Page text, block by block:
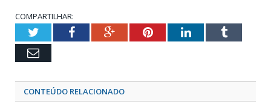
COMPARTILHAR:
TwitterFacebookGoogle+PinterestLinkedInTumblr
Email
CONTEÚDO RELACIONADO